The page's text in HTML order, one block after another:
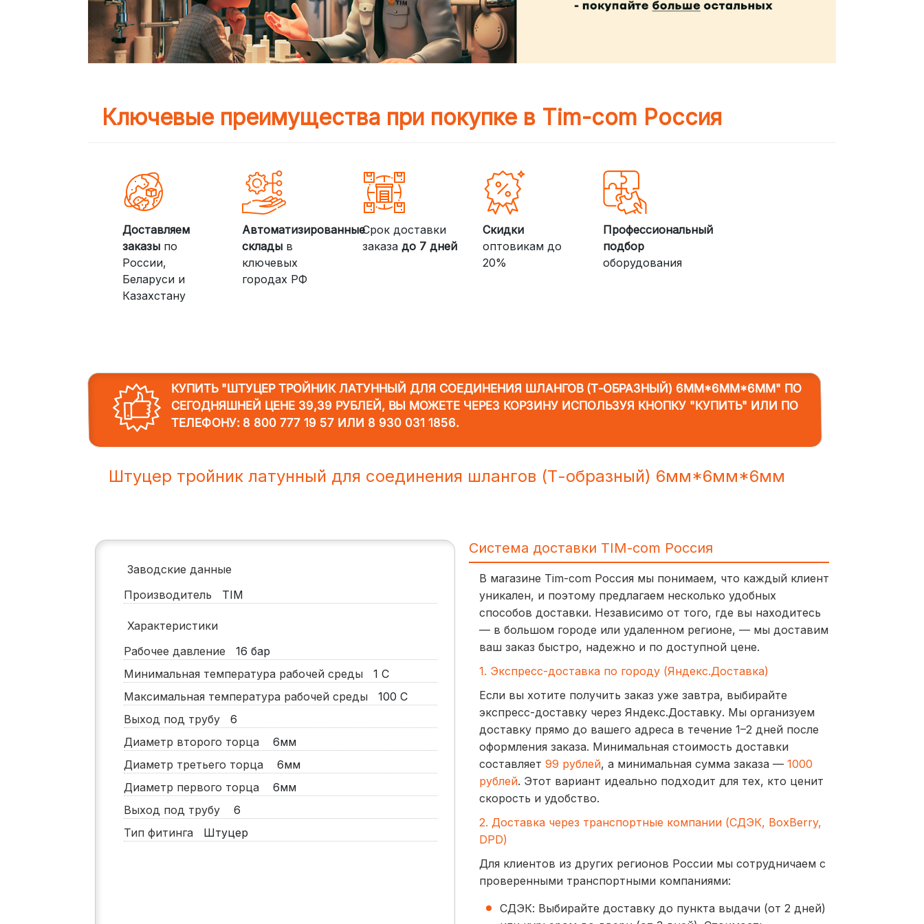
Ключевые преимущества при покупке в Tim-com Россия
Доставляем
заказыпо
России,
Беларуси и
Казахстану
Автоматизированные
склады в
ключевых
городах РФ
Срок доставки
заказадо 7 дней
Скидки
оптовикам до
20%
Профессиональный
подбор
оборудования
КУПИТЬ "ШТУЦЕР ТРОЙНИК ЛАТУННЫЙ ДЛЯ СОЕДИНЕНИЯ ШЛАНГОВ (Т-ОБРАЗНЫЙ) 6ММ*6ММ*6ММ"ПО
СЕГОДНЯШНЕЙ ЦЕНЕ 39,39 РУБЛЕЙ, ВЫ МОЖЕТЕ ЧЕРЕЗ КОРЗИНУ ИСПОЛЬЗУЯ КНОПКУ "КУПИТЬ" ИЛИ ПО
ТЕЛЕФОНУ: 8 800 777 19 57ИЛИ 8 930 031 1856.
Штуцер тройник латунный для соединения шлангов (Т-образный) 6мм*6мм*6мм
Заводские данные
Производитель
TIM
Характеристики
Рабочее давление
16 бар
Минимальная температура рабочей среды
1 С
Максимальная температура рабочей среды
100 С
Выход под трубу
6
Диаметр второго торца
6мм
Диаметр третьего торца
6мм
Диаметр первого торца
6мм
Выход под трубу
6
Тип фитинга
Штуцер
Система доставки TIM-com Россия
В магазине Tim-com Россия мы понимаем, что каждый клиент
уникален, и поэтому предлагаем несколько удобных
способов доставки. Независимо от того, где вы находитесь
— в большом городе или удаленном регионе, — мы доставим
ваш заказ быстро, надежно и по доступной цене.
1. Экспресс-доставка по городу (Яндекс.Доставка)
Если вы хотите получить заказ уже завтра, выбирайте
экспресс-доставку через Яндекс.Доставку. Мы организуем
доставку прямо до вашего адреса в течение 1–2 дней после
оформления заказа. Минимальная стоимость доставки
составляет 99 рублей, а минимальная сумма заказа — 1000
рублей. Этот вариант идеально подходит для тех, кто ценит
скорость и удобство.
2. Доставка через транспортные компании (СДЭК, BoxBerry,
DPD)
Для клиентов из других регионов России мы сотрудничаем с
проверенными транспортными компаниями:
СДЭК: Выбирайте доставку до пункта выдачи (от 2 дней)